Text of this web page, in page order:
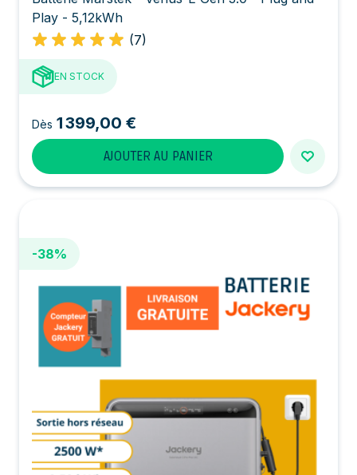
Play - 5,12kWh
(7)
EN STOCK
Dès 1 399,00 €
AJOUTER AU PANIER
-38%